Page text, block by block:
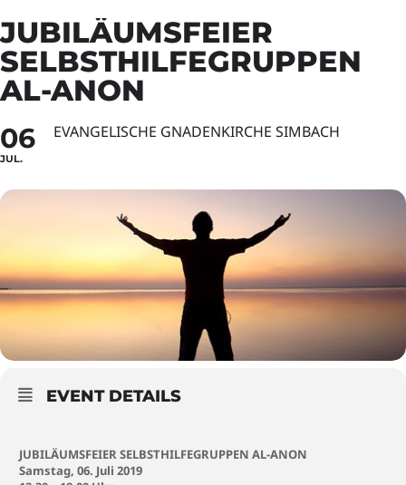
JUBILÄUMSFEIER
SELBSTHILFEGRUPPEN
AL-ANON
06
JUL.
EVANGELISCHE GNADENKIRCHE SIMBACH
EVENT DETAILS
JUBILÄUMSFEIER SELBSTHILFEGRUPPEN AL-ANON
Samstag, 06. Juli 2019